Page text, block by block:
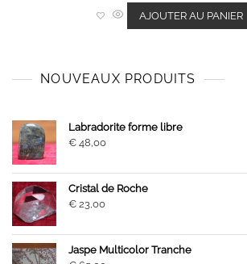
e
0
AJOUTER AU PANIER
NOUVEAUX PRODUITS
Labradorite forme libre
€ 48,00
Cristal de Roche
€ 23,00
Jaspe Multicolor Tranche